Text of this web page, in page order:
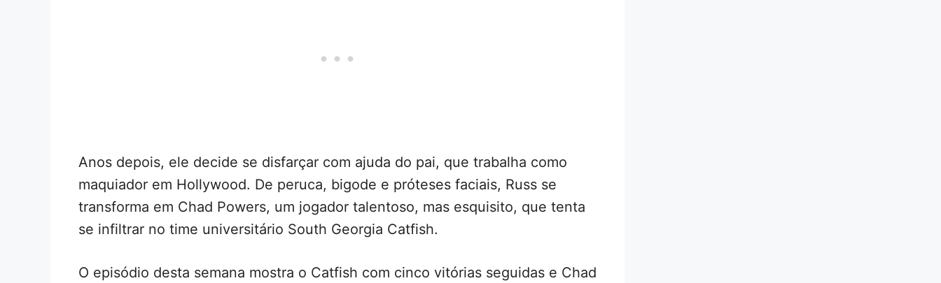
Anos depois, ele decide se disfarçar com ajuda do pai, que trabalha como
maquiador em Hollywood. De peruca, bigode e próteses faciais, Russ se
transforma em Chad Powers, um jogador talentoso, mas esquisito, que tenta
se infiltrar no time universitário South Georgia Catfish.
O episódio desta semana mostra o Catfish com cinco vitórias seguidas e Chad